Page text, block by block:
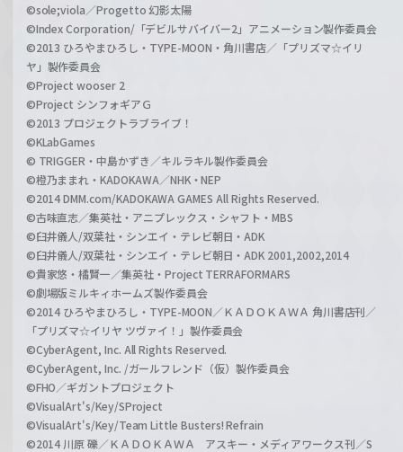
©sole;viola／Progetto 幻影太陽
©Index Corporation/「デビルサバイバー2」アニメーション製作委員会
©2013 ひろやまひろし・TYPE-MOON・角川書店／「プリズマ☆イリ
ヤ」製作委員会
©Project wooser 2
©Project シンフォギアＧ
©2013 プロジェクトラブライブ！
©KLabGames
© TRIGGER・中島かずき／キルラキル製作委員会
©橙乃ままれ・KADOKAWA／NHK・NEP
©2014 DMM.com/KADOKAWA GAMES All Rights Reserved.
©古味直志／集英社・アニプレックス・シャフト・MBS
©臼井儀人/双葉社・シンエイ・テレビ朝日・ADK
©臼井儀人/双葉社・シンエイ・テレビ朝日・ADK 2001,2002,2014
©貴家悠・橘賢一／集英社・Project TERRAFORMARS
©劇場版ミルキィホームズ製作委員会
©2014 ひろやまひろし・TYPE-MOON／ＫＡＤＯＫＡＷＡ 角川書店刊／
「プリズマ☆イリヤ ツヴァイ！」製作委員会
©CyberAgent, Inc. All Rights Reserved.
©CyberAgent, Inc. /ガールフレンド（仮）製作委員会
©FHO／ギガントプロジェクト
©VisualArt's/Key/SProject
©VisualArt's/Key/Team Little Busters! Refrain
©2014 川原 礫／ＫＡＤＯＫＡＷＡ アスキー・メディアワークス刊／S